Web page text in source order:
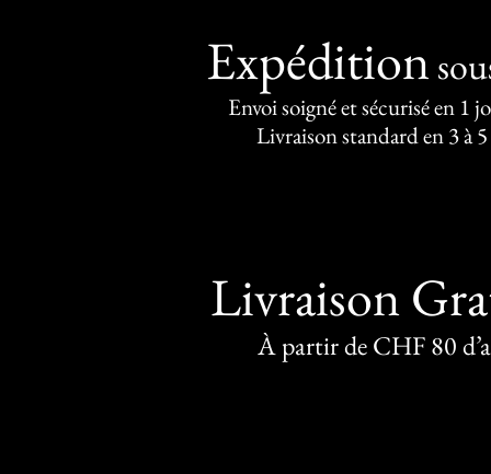
Expédition
Envoi soigné et sécurisé en 1
Livraison standard en 3 à
Livraison
À partir de CHF 80